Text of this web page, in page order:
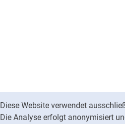
Diese Website verwendet
Die Analyse erfolgt anonymisiert